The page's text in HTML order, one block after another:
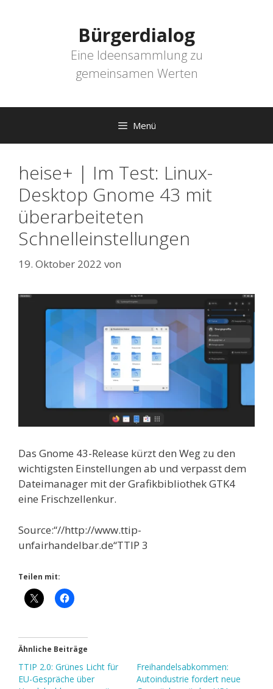
Bürgerdialog
Eine Ideensammlung zu
gemeinsamen Werten
Menü
heise+ | Im Test: Linux-
Desktop Gnome 43 mit
überarbeiteten
Schnelleinstellungen
19. Oktober 2022 von
Das Gnome 43-Release kürzt den Weg zu den
wichtigsten Einstellungen ab und verpasst dem
Dateimanager mit der Grafikbibliothek GTK4
eine Frischzellenkur.
Source:“//http://www.ttip-
unfairhandelbar.de“TTIP 3
Teilen mit:
Ähnliche Beiträge
TTIP 2.0: Grünes Licht für
EU-Gespräche über
Freihandelsabkommen:
Autoindustrie fordert neue